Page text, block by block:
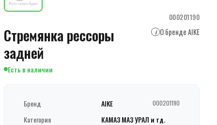
000201190
Стремянка рессоры
задней
i О бренде AIKE
Есть в наличии
Бренд AIKE 000201190
Категория
КАМАЗ МАЗ УРАЛ и тд.